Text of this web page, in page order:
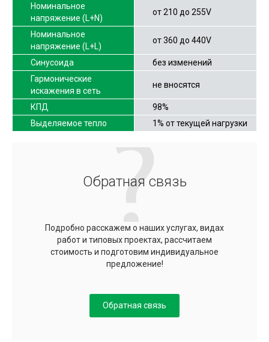
Номинальное
напряжение (L+N)
от 210 до 255V
Номинальное
напряжение (L+L)
от 360 до 440V
Синусоида
без изменений
Гармонические
искажения в сеть
не вносятся
КПД
98%
Выделяемое тепло
1% от текущей нагрузки
Обратная связь
Подробно расскажем о наших услугах, видах
работ и типовых проектах, рассчитаем
стоимость и подготовим индивидуальное
предложение!
Обратная связь